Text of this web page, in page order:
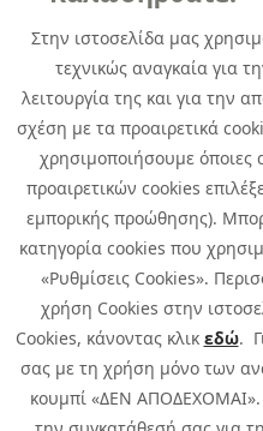
Στην ιστοσελίδα μας
τεχνικώς αναγκαία για
λειτουργία της και για την
σχέση με τα προαιρετικά
χρησιμοποιήσουμε όποιες
προαιρετικών cookies
εμπορικής προώθησης).
κατηγορία cookies που
«Ρυθμίσεις Cookies».
χρήση Cookies στην
Cookies, κάνοντας κλικ εδώ.
σας με τη χρήση μόνο των
κουμπί «ΔΕΝ ΑΠΟΔΕΧΟΜΑΙ».
News
Media Kit
Career
Quest Group